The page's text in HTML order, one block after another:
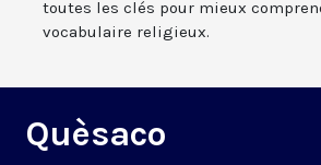
toutes les clés pour mieux
vocabulaire religieux.
Quèsaco